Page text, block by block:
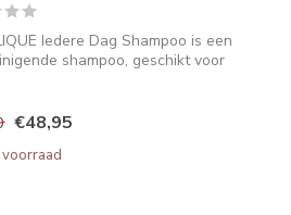
Iedere Dag Shampoo is een
shampoo, geschikt voor
€48,95